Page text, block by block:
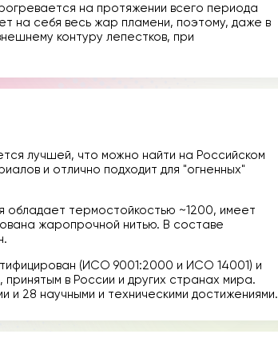
на протяжении всего периода
на себя весь жар пламени, поэтому, даже в
контуру лепестков, при
лучшей, что можно найти на Российском
и отлично подходит для "огненных"
обладает термостойкостью ~1200, имеет
жаропрочной нитью. В составе
(ИСО 9001:2000 и ИСО 14001) и
в России и других странах мира.
и 28 научными и техническими достижениями.